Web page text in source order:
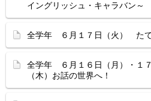
イングリッシュ・キャラバン～
全学年 ６月１７日（火） たて
全学年 ６月１６日（月）・１
（木）お話の世界へ！